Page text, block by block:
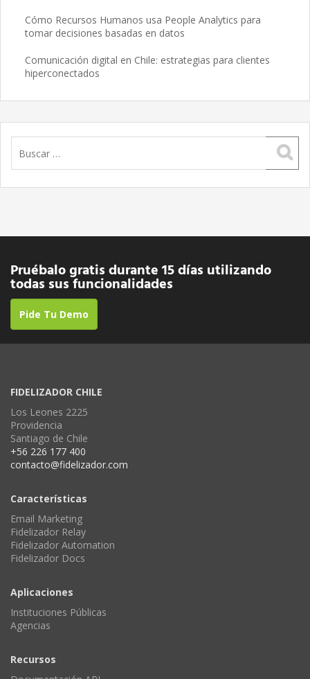
Cómo Recursos Humanos usa People Analytics para
tomar decisiones basadas en datos
Comunicación digital en Chile: estrategias para clientes
hiperconectados
Pruébalo gratis durante 15 días utilizando
todas sus funcionalidades
Pide Tu Demo
FIDELIZADOR CHILE
Los Leones 2225
Providencia
Santiago de Chile
+56 226 177 400
contacto@fidelizador.com
Características
Email Marketing
Fidelizador Relay
Fidelizador Automation
Fidelizador Docs
Aplicaciones
Instituciones Públicas
Agencias
Recursos